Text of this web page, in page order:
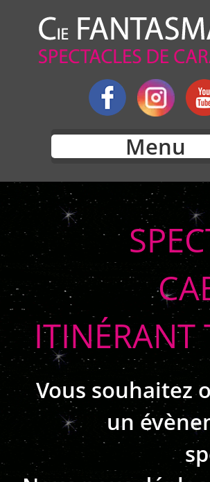
Menu
ITINÉRANT
Vous souhaitez
un